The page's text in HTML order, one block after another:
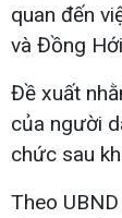
quan đến
và Đồng
Đề xuất
của người
chức sau
Theo